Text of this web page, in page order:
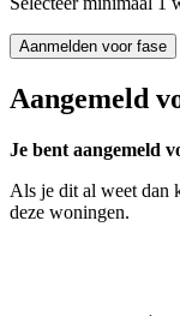
Aanmelden voor fase
Aangemeld
Je bent aangemeld
Als je dit al weet dan
deze woningen.